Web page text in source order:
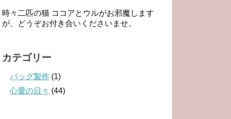
時々二匹の猫 ココアとウルがお邪魔します
が、どうぞお付き合いくださいませ。
カテゴリー
バッグ製作 (1)
心愛の日々 (44)